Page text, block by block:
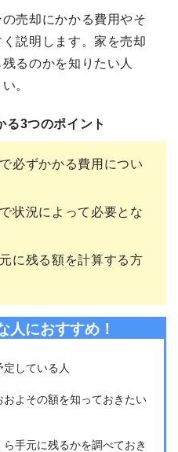
売却にかかる費用やそ
説明します。家を売却
るのかを知りたい人
。
る3つのポイント
必ずかかる費用につい
状況によって必要とな
に残る額を計算する方
人におすすめ！
している人
よその額を知っておきたい
手元に残るかを調べておき